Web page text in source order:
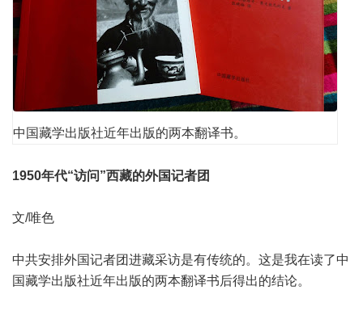
中国藏学出版社近年出版的两本翻译书。
1950年代“访问”西藏的外国记者团
文/唯色
中共安排外国记者团进藏采访是有传统的。这是我在读了中
国藏学出版社近年出版的两本翻译书后得出的结论。